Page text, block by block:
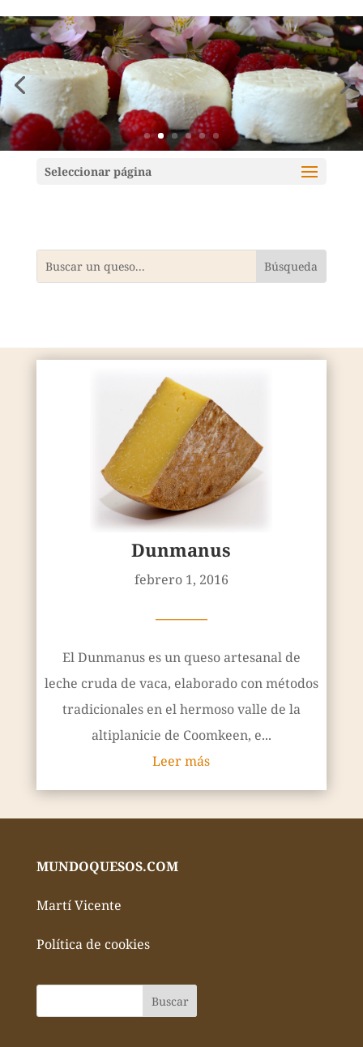
Mundoquesos
Seleccionar página
Dunmanus
febrero 1, 2016
————
El Dunmanus es un queso artesanal de
leche cruda de vaca, elaborado con métodos
tradicionales en el hermoso valle de la
altiplanicie de Coomkeen, e...
Leer más
MUNDOQUESOS.COM
Martí Vicente
Política de cookies